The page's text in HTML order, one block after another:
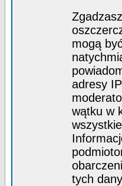
mogą
adresy
wątku w
tych